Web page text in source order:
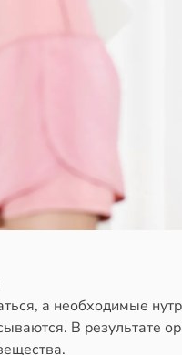
а необходимые
В результате